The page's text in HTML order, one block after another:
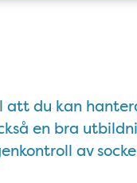
att du kan
en bra
av